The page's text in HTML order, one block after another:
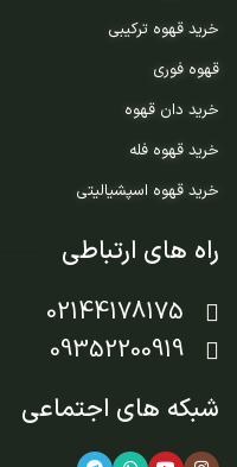
خرید قهوه ترکیبی
قهوه فوری
خرید دان قهوه
خرید قهوه فله
خرید قهوه اسپشیالیتی
راه های ارتباطی
02144178175
09352200919
شبکه های اجتماعی